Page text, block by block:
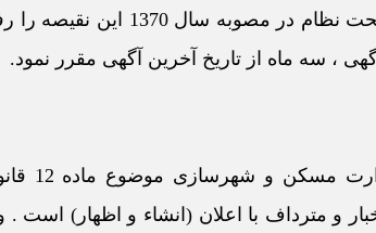
بودن زمین) را در معرض تزلزل قرار میداد . در نتیجه، مجمع تشخیص مصلحت
، سه ماه از تاریخ آخرین آگهی مقرر نمود.
از طرفی قانونگذار در
و مترداف با اعلان (انشاء و اظهار) است .